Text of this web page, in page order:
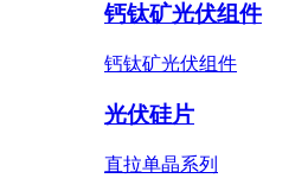
钙钛矿光伏组件
钙钛矿光伏组件
光伏硅片
直拉单晶系列